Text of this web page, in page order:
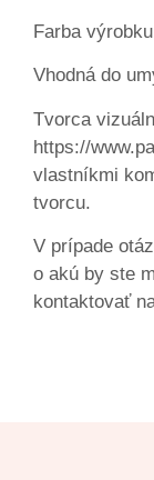
Farba
Vhodná do
Tvorca
https://
vlastníkmi
tvorcu.
V prípade
o akú by ste
kontaktovať